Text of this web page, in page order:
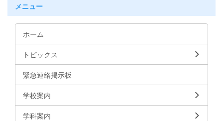
メニュー
ホーム
トピックス
緊急連絡掲示板
学校案内
学科案内